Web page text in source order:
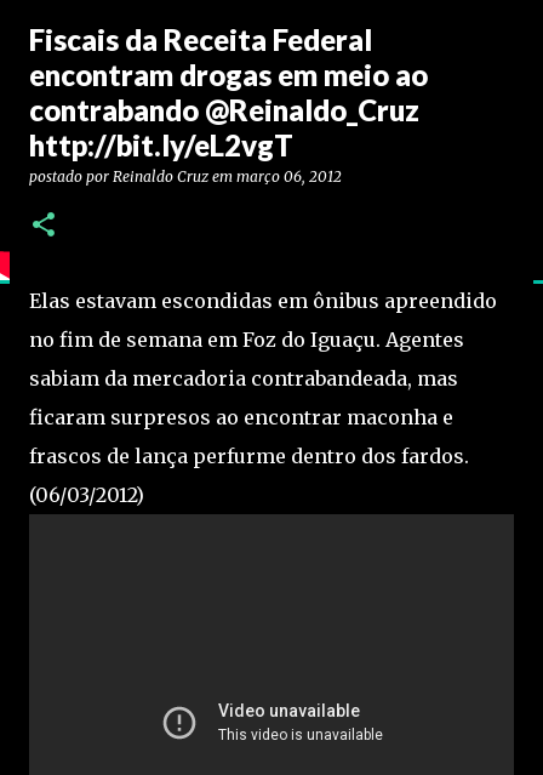
Fiscais da Receita Federal
encontram drogas em meio ao
contrabando @Reinaldo_Cruz
http://bit.ly/eL2vgT
postado por Reinaldo Cruz em março 06, 2012
Elas estavam escondidas em ônibus apreendido
no fim de semana em Foz do Iguaçu. Agentes
sabiam da mercadoria contrabandeada, mas
ficaram surpresos ao encontrar maconha e
frascos de lança perfurme dentro dos fardos.
(06/03/2012)